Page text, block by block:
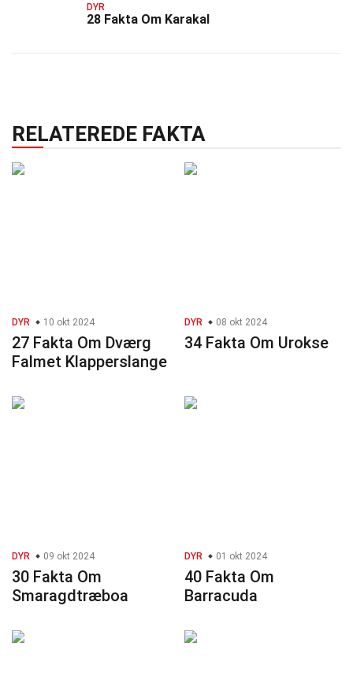
DYR
28 Fakta Om Karakal
RELATEREDE FAKTA
DYR 10 okt 2024
27 Fakta Om Dværg
Falmet Klapperslange
DYR 08 okt 2024
34 Fakta Om Urokse
DYR 09 okt 2024
30 Fakta Om
Smaragdtræboa
DYR 01 okt 2024
40 Fakta Om
Barracuda